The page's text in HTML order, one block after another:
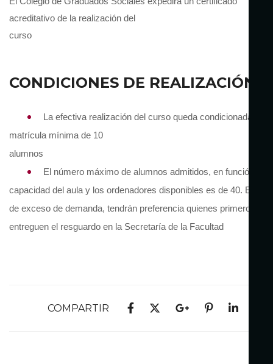
acreditativo de la realización del
curso
CONDICIONES DE REALIZACIÓN
La efectiva realización del curso queda condicionada a
matrícula mínima de 10
alumnos
El número máximo de alumnos admitidos, en función de
capacidad del aula y los ordenadores disponibles es de 40. En
de exceso de demanda, tendrán preferencia quienes primero
entreguen el resguardo en la Secretaría de la Facultad
COMPARTIR